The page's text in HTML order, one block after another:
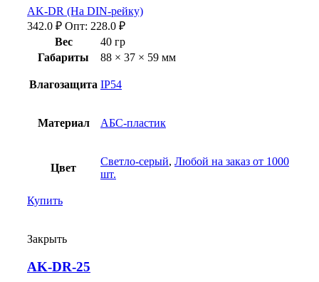
AK-DR (На DIN-рейку)
342.0 ₽ Опт: 228.0 ₽
Вес
40 гр
Габариты
88 × 37 × 59 мм
Влагозащита IP54
Материал АБС-пластик
Цвет
Светло-серый, Любой на заказ от 1000
шт.
Купить
Закрыть
AK-DR-25